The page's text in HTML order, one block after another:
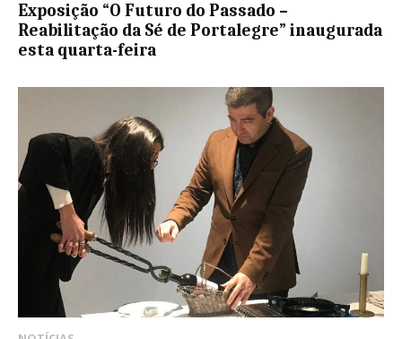
Exposição “O Futuro do Passado –
Reabilitação da Sé de Portalegre” inaugurada
esta quarta-feira